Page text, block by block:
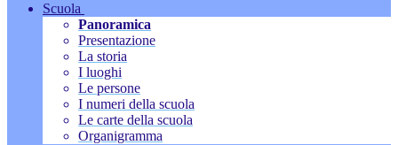
Scuola
Panoramica
Presentazione
La storia
I luoghi
Le persone
I numeri della scuola
Le carte della scuola
Organigramma